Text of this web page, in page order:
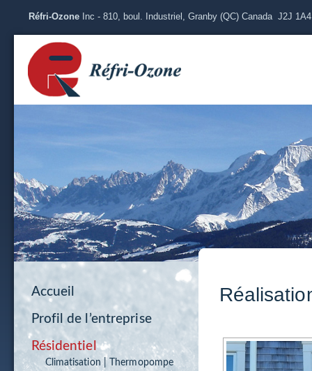
Réfri-OzoneInc - 810, boul. Industriel, Granby (QC) Canada J2J
Accueil
Profil de l’entreprise
Résidentiel
Climatisation | Thermopompe